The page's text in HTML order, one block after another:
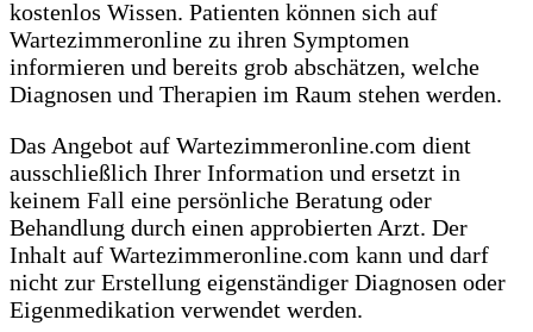
kostenlos Wissen. Patienten können sich auf
Wartezimmeronline zu ihren Symptomen
informieren und bereits grob abschätzen, welche
Diagnosen und Therapien im Raum stehen werden.
Das Angebot auf Wartezimmeronline.com dient
ausschließlich Ihrer Information und ersetzt in
keinem Fall eine persönliche Beratung oder
Behandlung durch einen approbierten Arzt. Der
Inhalt auf Wartezimmeronline.com kann und darf
nicht zur Erstellung eigenständiger Diagnosen oder
Eigenmedikation verwendet werden.